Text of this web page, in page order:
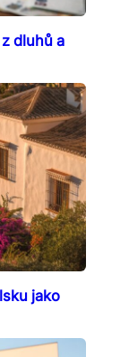
dluhů a
jako